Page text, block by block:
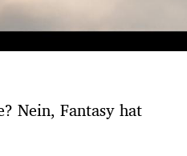
Nein, Fantasy hat